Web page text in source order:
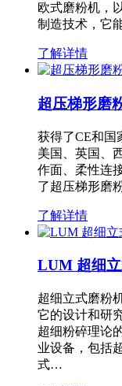
欧式磨粉机，
制造技术，它
了解详情
超压梯形磨
获得了CE和国
美国、英国、
作面、柔性连
了超压梯形磨
了解详情
LUM 超细
超细立式磨粉
它的设计和研
超细粉碎理论
业设备，包括
式…